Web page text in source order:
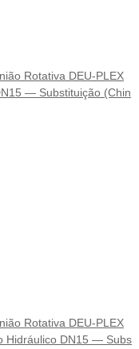
Rotativa DEU-PLEX
— Substituição (Chin
Rotativa DEU-PLEX
Hidráulico DN15 — Subs